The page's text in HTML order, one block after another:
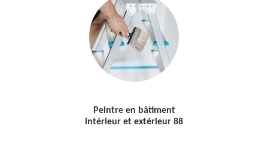
Peintre en bâtiment
intérieur et extérieur 88